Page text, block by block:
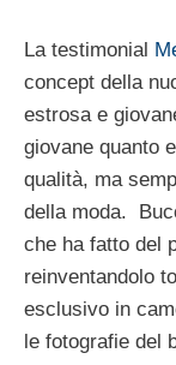
La testimonial
concept della
estrosa e
giovane quanto
qualità, ma
della moda.
che ha fatto del
reinventandolo
esclusivo in
le fotografie del